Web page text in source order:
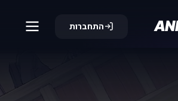
ANI התחברות